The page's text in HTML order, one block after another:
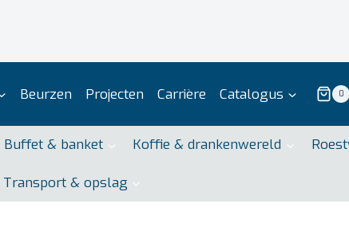
Beurzen Projecten Carrière Catalogus 0
Buffet & banket Koffie & drankenwereld
Transport & opslag